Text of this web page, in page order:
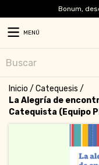
Bonum,
MENÚ
Inicio / Catequesis /
La Alegría de
Catequista (Equipo